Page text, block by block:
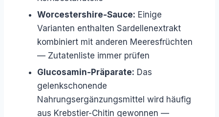
Worcestershire-Sauce: Einige
Varianten enthalten Sardellenextrakt
kombiniert mit anderen Meeresfrüchten
— Zutatenliste immer prüfen
Glucosamin-Präparate: Das
gelenkschonende
Nahrungsergänzungsmittel wird häufig
aus Krebstier-Chitin gewonnen —